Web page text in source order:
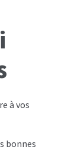
à vos
bonnes